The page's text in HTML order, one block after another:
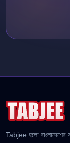
Tabjee হলো বাংলাদেশের